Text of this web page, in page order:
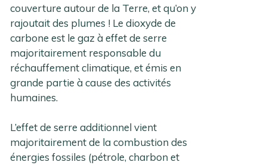
couverture autour de la Terre, et qu’on y
rajoutait des plumes ! Le dioxyde de
carbone est le gaz à effet de serre
majoritairement responsable du
réchauffement climatique, et émis en
grande partie à cause des activités
humaines.
L’effet de serre additionnel vient
majoritairement de la combustion des
énergies fossiles (pétrole, charbon et